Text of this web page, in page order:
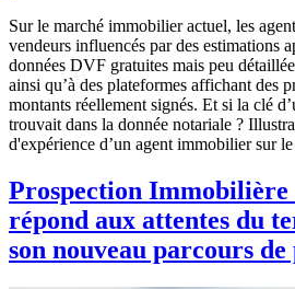
Sur le marché immobilier actuel, les
vendeurs influencés par des estimations
données DVF gratuites mais peu
ainsi qu’à des plateformes affichant des
montants réellement signés. Et si la clé
trouvait dans la donnée notariale ?
d'expérience d’un agent immobilier sur
Prospection Immobilière
répond aux attentes du
son nouveau parcours